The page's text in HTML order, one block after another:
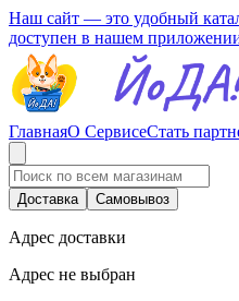
Наш сайт — это удобный
доступен в нашем
ГлавнаяО СервисеСтать
Доставка Самовывоз
Адрес доставки
Адрес не выбран